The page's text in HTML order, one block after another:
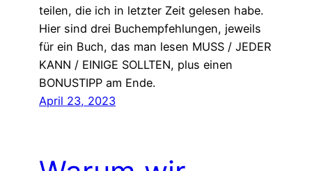
teilen, die ich in letzter Zeit gelesen habe.
Hier sind drei Buchempfehlungen, jeweils
für ein Buch, das man lesen MUSS / JEDER
KANN / EINIGE SOLLTEN, plus einen
BONUSTIPP am Ende.
April 23, 2023